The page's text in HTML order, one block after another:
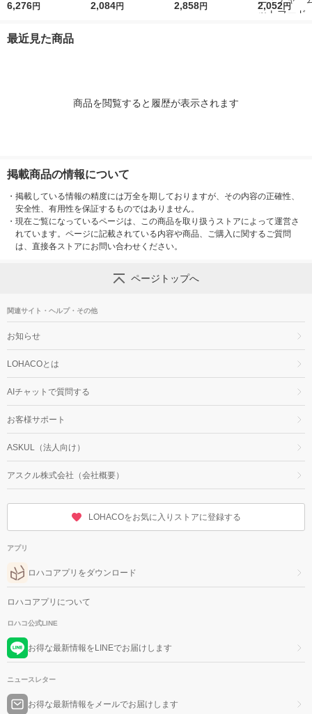
ケア チキン 2kg 3袋
オシ）
6,276円
魚バラエティパック
2,084円
ーズ 35g 36袋（3種×
2,858円
かつお・煮干
2,052円
最近見た商品
商品を閲覧すると履歴が表示されます
掲載商品の情報について
・ 掲載している情報の精度には万全を期しておりますが、その内容の正確性、
安全性、有用性を保証するものではありません。
・ 現在ご覧になっているページは、この商品を取り扱うストアによって運営さ
れています。ページに記載されている内容や商品、ご購入に関するご質問
は、直接各ストアにお問い合わせください。
ページトップへ
関連サイト・ヘルプ・その他
お知らせ
LOHACOとは
AIチャットで質問する
お客様サポート
ASKUL（法人向け）
アスクル株式会社（会社概要）
LOHACOをお気に入りストアに登録する
アプリ
ロハコアプリをダウンロード
ロハコアプリについて
ロハコ公式LINE
お得な最新情報をLINEでお届けします
ニュースレター
お得な最新情報をメールでお届けします